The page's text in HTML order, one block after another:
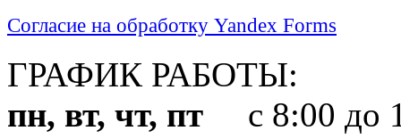
Согласие на обработку Yandex Forms
ГРАФИК РАБОТЫ:
пн, вт, чт, пт с 8:00 до